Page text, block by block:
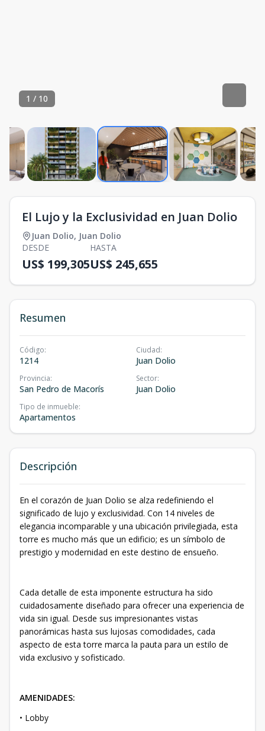
1 / 10
El Lujo y la Exclusividad en Juan Dolio
Juan Dolio, Juan Dolio
DESDE
US$ 199,305
HASTA
US$ 245,655
Resumen
Código:
1214
Ciudad:
Juan Dolio
Provincia:
San Pedro de Macorís
Sector:
Juan Dolio
Tipo de inmueble:
Apartamentos
Descripción
En el corazón de Juan Dolio se alza redefiniendo el
significado de lujo y exclusividad. Con 14 niveles de
elegancia incomparable y una ubicación privilegiada, esta
torre es mucho más que un edificio; es un símbolo de
prestigio y modernidad en este destino de ensueño.
Cada detalle de esta imponente estructura ha sido
cuidadosamente diseñado para ofrecer una experiencia de
vida sin igual. Desde sus impresionantes vistas
panorámicas hasta sus lujosas comodidades, cada
aspecto de esta torre marca la pauta para un estilo de
vida exclusivo y sofisticado.
AMENIDADES:
• Lobby